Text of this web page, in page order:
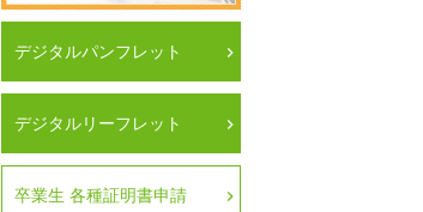
デジタルパンフレット
デジタルリーフレット
卒業生 各種証明書申請